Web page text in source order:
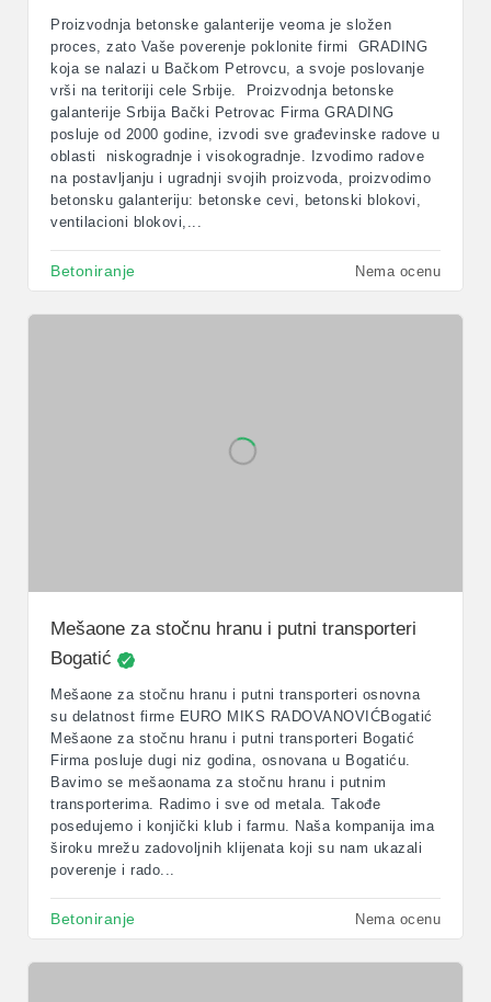
Proizvodnja betonske galanterije veoma je složen
proces, zato Vaše poverenje poklonite firmi GRADING
koja se nalazi u Bačkom Petrovcu, a svoje poslovanje
vrši na teritoriji cele Srbije. Proizvodnja betonske
galanterije Srbija Bački Petrovac Firma GRADING
posluje od 2000 godine, izvodi sve građevinske radove u
oblasti niskogradnje i visokogradnje. Izvodimo radove
na postavljanju i ugradnji svojih proizvoda, proizvodimo
betonsku galanteriju: betonske cevi, betonski blokovi,
ventilacioni blokovi,...
Betoniranje Nema ocenu
Mešaone za stočnu hranu i putni transporteri
Bogatić
Mešaone za stočnu hranu i putni transporteri osnovna
su delatnost firme EURO MIKS RADOVANOVIĆBogatić
Mešaone za stočnu hranu i putni transporteri Bogatić
Firma posluje dugi niz godina, osnovana u Bogatiću.
Bavimo se mešaonama za stočnu hranu i putnim
transporterima. Radimo i sve od metala. Takođe
posedujemo i konjički klub i farmu. Naša kompanija ima
široku mrežu zadovoljnih klijenata koji su nam ukazali
poverenje i rado...
Betoniranje Nema ocenu